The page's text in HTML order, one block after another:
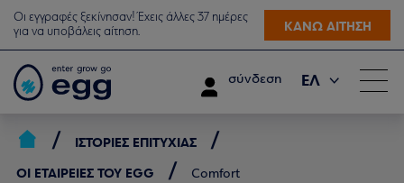
Οι εγγραφές ξεκίνησαν! Έχεις άλλες 37 ημέρες
για να υποβάλεις αίτηση.
ΚΑΝΩ ΑΙΤΗΣΗ
σύνδεση ΕΛ
ΙΣΤΟΡΊΕΣ ΕΠΙΤΥΧΊΑΣ
ΟΙ ΕΤΑΙΡΕΊΕΣ ΤΟΥ EGG
Comfort